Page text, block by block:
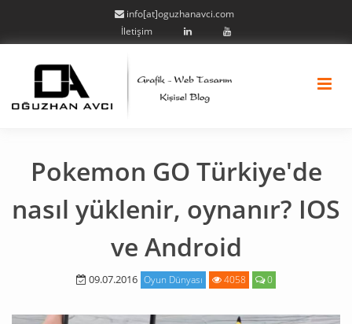
info[at]oguzhanavci.com
İletişim
Pokemon GO Türkiye'de
nasıl yüklenir, oynanır? IOS
ve Android
09.07.2016 Oyun Dünyası 4058 0